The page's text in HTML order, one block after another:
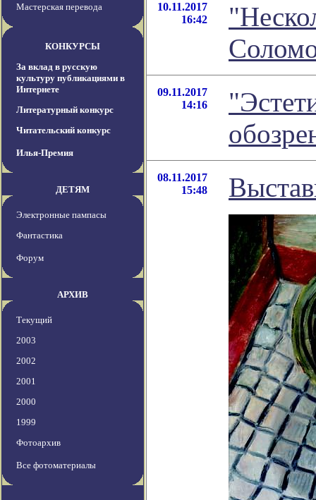
Мастерская перевода
КОНКУРСЫ
За вклад в русскую
культуру публикациями в
Интернете
Литературный конкурс
Читательский конкурс
Илья-Премия
ДЕТЯМ
Электронные пампасы
Фантастика
Форум
АРХИВ
Текущий
2003
2002
2001
2000
1999
Фотоархив
Все фотоматериалы
10.11.2017
16:42
09.11.2017
14:16
08.11.2017
15:48